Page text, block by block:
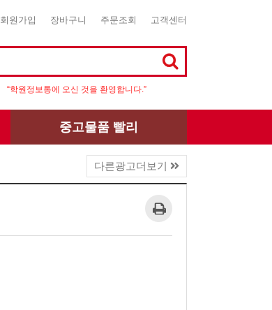
회원가입 장바구니 주문조회 고객센터
“학원정보통에 오신 것을 환영합니다.”
중고물품 빨리
다른광고더보기